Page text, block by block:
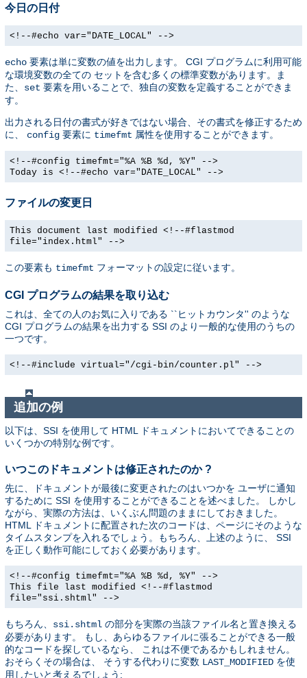
今日の日付
<!--#echo var="DATE_LOCAL" -->
echo 要素は単に変数の値を出力します。 CGI プログラムに利用可能
な環境変数の全ての セットを含む多くの標準変数があります。ま
た、 set 要素を用いることで、独自の変数を定義することができま
す。
出力される日付の書式が好きではない場合、その書式を修正するため
に、 config 要素に timefmt 属性を使用することができます。
<!--#config timefmt="%A %B %d, %Y" -->
Today is <!--#echo var="DATE_LOCAL" -->
ファイルの変更日
This document last modified <!--#flastmod
file="index.html" -->
この要素も timefmt フォーマットの設定に従います。
CGI プログラムの結果を取り込む
これは、全ての人のお気に入りである ``ヒットカウンタ'' のような
CGI プログラムの結果を出力する SSI のより一般的な使用のうちの
一つです。
<!--#include virtual="/cgi-bin/counter.pl" -->
追加の例
以下は、SSI を使用して HTML ドキュメントにおいてできることの
いくつかの特別な例です。
いつこのドキュメントは修正されたのか ?
先に、ドキュメントが最後に変更されたのはいつかを ユーザに通知
するために SSI を使用することができることを述べました。 しかし
ながら、実際の方法は、いくぶん問題のままにしておきました。
HTML ドキュメントに配置された次のコードは、ページにそのような
タイムスタンプを入れるでしょう。もちろん、上述のように、 SSI
を正しく動作可能にしておく必要があります。
<!--#config timefmt="%A %B %d, %Y" -->
This file last modified <!--#flastmod
file="ssi.shtml" -->
もちろん、 ssi.shtml の部分を実際の当該ファイル名と置き換える
必要があります。 もし、あらゆるファイルに張ることができる一般
的なコードを探しているなら、 これは不便であるかもしれません。
おそらくその場合は、 そうする代わりに変数 LAST_MODIFIED を使
用したいと考えるでしょう: